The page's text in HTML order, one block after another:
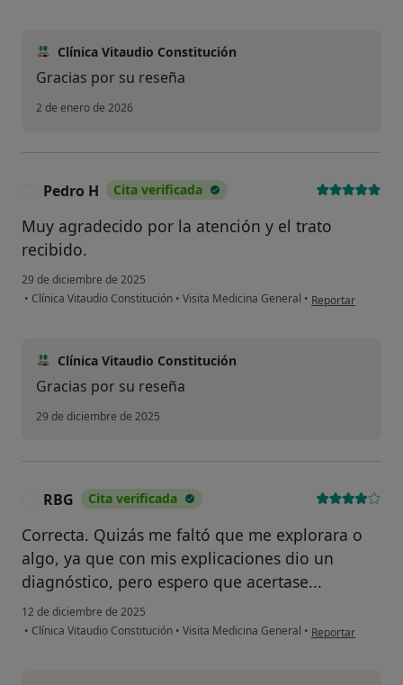
Clínica Vitaudio Constitución
Gracias por su reseña
2 de enero de 2026
Pedro H Cita verificada
Muy agradecido por la atención y el trato
recibido.
29 de diciembre de 2025
• Clínica Vitaudio Constitución • Visita Medicina General • en opinión del
Reportar
Clínica Vitaudio Constitución
Gracias por su reseña
29 de diciembre de 2025
RBG Cita verificada
Correcta. Quizás me faltó que me explorara o
algo, ya que con mis explicaciones dio un
diagnóstico, pero espero que acertase...
12 de diciembre de 2025
• Clínica Vitaudio Constitución • Visita Medicina General • en opinión del
Reportar